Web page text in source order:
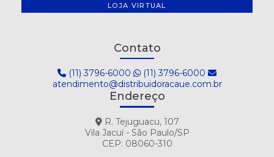
LOJA VIRTUAL
Contato
(11) 3796-6000
(11) 3796-6000
atendimento@distribuidoracaue.com.br
Endereço
R. Tejuguacu, 107
Vila Jacuí - São Paulo/SP
CEP: 08060-310